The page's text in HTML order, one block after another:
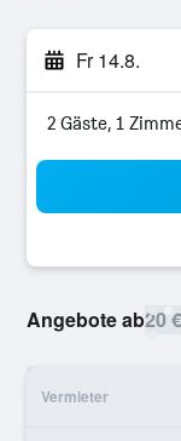
Fr 14.8.
2 Gäste, 1
Angebote ab20 €
Vermieter